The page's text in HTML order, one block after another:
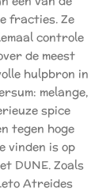
fracties. Ze
controle
de meest
hulpbron in
melange,
spice
tegen hoge
vinden is op
DUNE. Zoals
Atreides